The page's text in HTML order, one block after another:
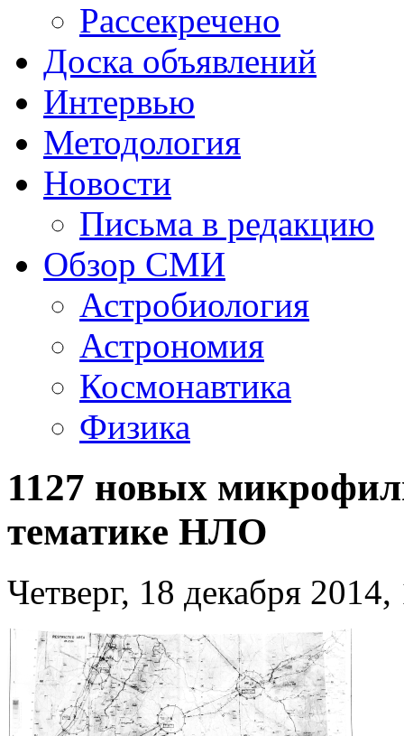
Рассекречено
Доска объявлений
Интервью
Методология
Новости
Письма в редакцию
Обзор СМИ
Астробиология
Астрономия
Космонавтика
Физика
1127 новых
тематике НЛО
Четверг, 18 декабря